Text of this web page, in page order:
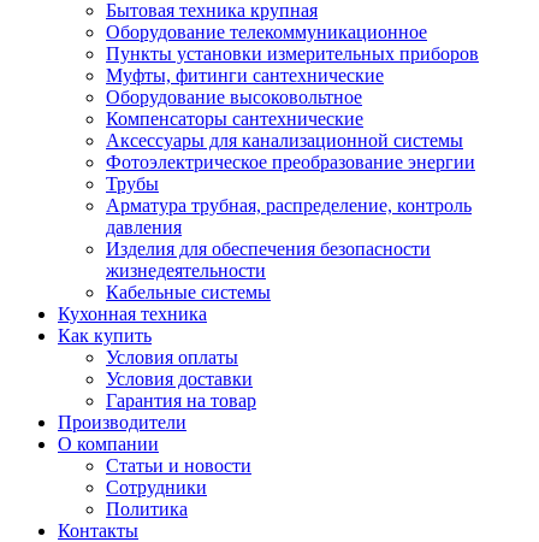
Бытовая техника крупная
Оборудование телекоммуникационное
Пункты установки измерительных приборов
Муфты, фитинги сантехнические
Оборудование высоковольтное
Компенсаторы сантехнические
Аксессуары для канализационной системы
Фотоэлектрическое преобразование энергии
Трубы
Арматура трубная, распределение, контроль
давления
Изделия для обеспечения безопасности
жизнедеятельности
Кабельные системы
Кухонная техника
Как купить
Условия оплаты
Условия доставки
Гарантия на товар
Производители
О компании
Статьи и новости
Сотрудники
Политика
Контакты